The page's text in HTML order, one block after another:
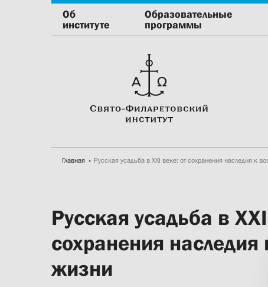
Об
институте
Образовательные
программы
Главная Русская усадьба в XXI веке: от сохранения наследия к
Русская усадьба в
сохранения
жизни